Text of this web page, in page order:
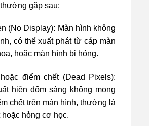
gặp sau:
(No Display): Màn hình không
có thể xuất phát từ cáp màn
hoặc màn hình bị hỏng.
điểm chết (Dead Pixels):
hiện đốm sáng không mong
chết trên màn hình, thường là
hỏng cơ học.